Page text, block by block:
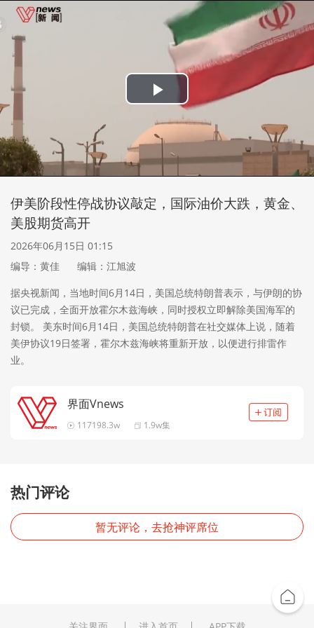
Play
Video
伊美阶段性停战协议敲定，国际油价大跌，黄金、
美股期货高开
2026年06月15日 01:15
编导：黄佳
编辑：江旭波
据央视新闻，当地时间6月14日，美国总统特朗普表示，与伊朗的协
议已完成，全面开放霍尔木兹海峡，同时授权立即解除美国海军的
封锁。 美东时间6月14日，美国总统特朗普在社交媒体上说，随着
美伊协议19日签署，霍尔木兹海峡将重新开放，以便进行排雷作
业。
界面Vnews
117198.3w 1.9w集
热门评论
暂无评论，去抢神评席位